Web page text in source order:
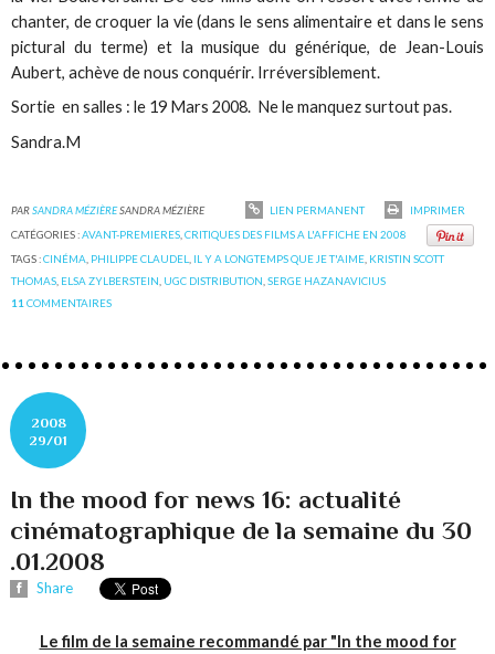
chanter, de croquer la vie (dans le sens alimentaire et dans le sens
pictural du terme) et la musique du générique, de Jean-Louis
Aubert, achève de nous conquérir. Irréversiblement.
Sortie en salles : le 19 Mars 2008. Ne le manquez surtout pas.
Sandra.M
PARSANDRA MÉZIÈRESANDRA MÉZIÈRE LIEN PERMANENT
IMPRIMER
CATÉGORIES :AVANT-PREMIERES ,CRITIQUES DES FILMS A L'AFFICHE EN 2008
TAGS :CINÉMA PHILIPPE CLAUDEL IL Y A LONGTEMPS QUE JE T'AIME KRISTIN SCOTT
THOMAS ELSA ZYLBERSTEIN UGC DISTRIBUTION ,SERGE HAZANAVICIUS
11 COMMENTAIRES
2008
29/01
In the mood for news 16: actualité
cinématographique de la semaine du 30
.01.2008
Share
Le film de la semaine recommandé par "In the mood for